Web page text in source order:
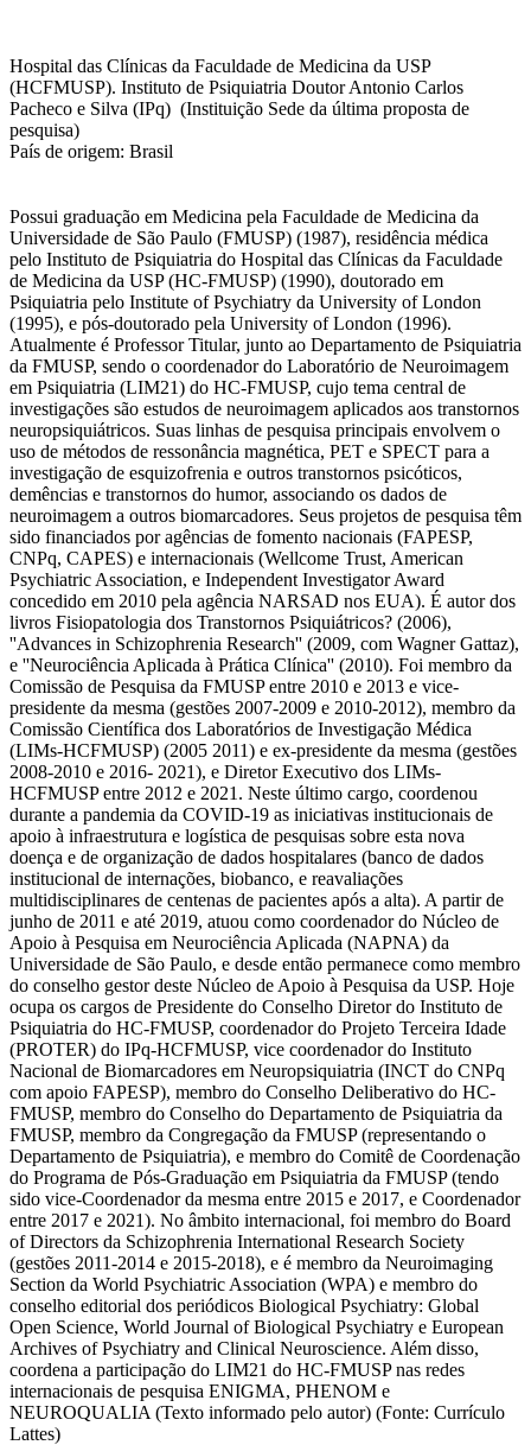
Hospital das Clínicas da Faculdade de Medicina da USP
(HCFMUSP). Instituto de Psiquiatria Doutor Antonio Carlos
Pacheco e Silva (IPq) (Instituição Sede da última proposta de
pesquisa)
País de origem: Brasil
Possui graduação em Medicina pela Faculdade de Medicina da
Universidade de São Paulo (FMUSP) (1987), residência médica
pelo Instituto de Psiquiatria do Hospital das Clínicas da Faculdade
de Medicina da USP (HC-FMUSP) (1990), doutorado em
Psiquiatria pelo Institute of Psychiatry da University of London
(1995), e pós-doutorado pela University of London (1996).
Atualmente é Professor Titular, junto ao Departamento de Psiquiatria
da FMUSP, sendo o coordenador do Laboratório de Neuroimagem
em Psiquiatria (LIM21) do HC-FMUSP, cujo tema central de
investigações são estudos de neuroimagem aplicados aos transtornos
neuropsiquiátricos. Suas linhas de pesquisa principais envolvem o
uso de métodos de ressonância magnética, PET e SPECT para a
investigação de esquizofrenia e outros transtornos psicóticos,
demências e transtornos do humor, associando os dados de
neuroimagem a outros biomarcadores. Seus projetos de pesquisa têm
sido financiados por agências de fomento nacionais (FAPESP,
CNPq, CAPES) e internacionais (Wellcome Trust, American
Psychiatric Association, e Independent Investigator Award
concedido em 2010 pela agência NARSAD nos EUA). É autor dos
livros Fisiopatologia dos Transtornos Psiquiátricos? (2006),
''Advances in Schizophrenia Research'' (2009, com Wagner Gattaz),
e ''Neurociência Aplicada à Prática Clínica'' (2010). Foi membro da
Comissão de Pesquisa da FMUSP entre 2010 e 2013 e vice-
presidente da mesma (gestões 2007-2009 e 2010-2012), membro da
Comissão Científica dos Laboratórios de Investigação Médica
(LIMs-HCFMUSP) (2005 2011) e ex-presidente da mesma (gestões
2008-2010 e 2016- 2021), e Diretor Executivo dos LIMs-
HCFMUSP entre 2012 e 2021. Neste último cargo, coordenou
durante a pandemia da COVID-19 as iniciativas institucionais de
apoio à infraestrutura e logística de pesquisas sobre esta nova
doença e de organização de dados hospitalares (banco de dados
institucional de internações, biobanco, e reavaliações
multidisciplinares de centenas de pacientes após a alta). A partir de
junho de 2011 e até 2019, atuou como coordenador do Núcleo de
Apoio à Pesquisa em Neurociência Aplicada (NAPNA) da
Universidade de São Paulo, e desde então permanece como membro
do conselho gestor deste Núcleo de Apoio à Pesquisa da USP. Hoje
ocupa os cargos de Presidente do Conselho Diretor do Instituto de
Psiquiatria do HC-FMUSP, coordenador do Projeto Terceira Idade
(PROTER) do IPq-HCFMUSP, vice coordenador do Instituto
Nacional de Biomarcadores em Neuropsiquiatria (INCT do CNPq
com apoio FAPESP), membro do Conselho Deliberativo do HC-
FMUSP, membro do Conselho do Departamento de Psiquiatria da
FMUSP, membro da Congregação da FMUSP (representando o
Departamento de Psiquiatria), e membro do Comitê de Coordenação
do Programa de Pós-Graduação em Psiquiatria da FMUSP (tendo
sido vice-Coordenador da mesma entre 2015 e 2017, e Coordenador
entre 2017 e 2021). No âmbito internacional, foi membro do Board
of Directors da Schizophrenia International Research Society
(gestões 2011-2014 e 2015-2018), e é membro da Neuroimaging
Section da World Psychiatric Association (WPA) e membro do
conselho editorial dos periódicos Biological Psychiatry: Global
Open Science, World Journal of Biological Psychiatry e European
Archives of Psychiatry and Clinical Neuroscience. Além disso,
coordena a participação do LIM21 do HC-FMUSP nas redes
internacionais de pesquisa ENIGMA, PHENOM e
NEUROQUALIA (Texto informado pelo autor) (Fonte: Currículo
Lattes)